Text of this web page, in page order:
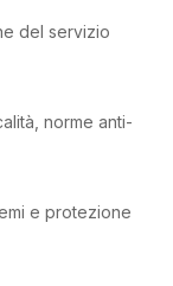
del servizio
norme anti-
e protezione